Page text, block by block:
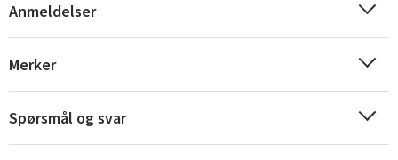
Anmeldelser
Merker
Spørsmål og svar